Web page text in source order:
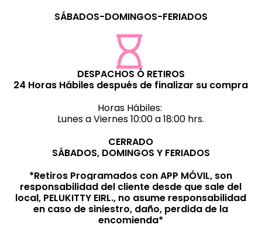
SÁBADOS-DOMINGOS-FERIADOS
DESPACHOS Ó RETIROS
24 Horas Hábiles después de finalizar su compra
Horas Hábiles:
Lunes a Viernes 10:00 a 18:00 hrs.
CERRADO
SÁBADOS, DOMINGOS Y FERIADOS
*Retiros Programados con APP MÓVIL, son
responsabilidad del cliente desde que sale del
local, PELUKITTY EIRL., no asume responsabilidad
en caso de siniestro, daño, perdida de la
encomienda*